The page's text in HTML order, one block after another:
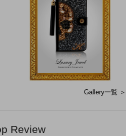
Gallery一覧 ＞
Review